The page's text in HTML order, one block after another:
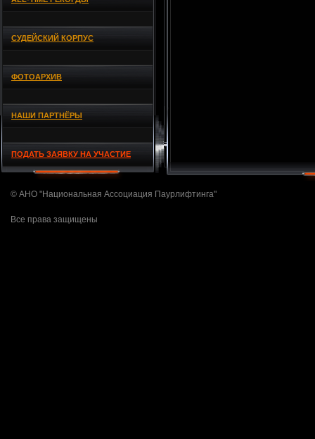
СУДЕЙСКИЙ КОРПУС
ФОТОАРХИВ
НАШИ ПАРТНЁРЫ
ПОДАТЬ ЗАЯВКУ НА УЧАСТИЕ
© АНО "Национальная Ассоциация Паурлифтинга"
Все права защищены